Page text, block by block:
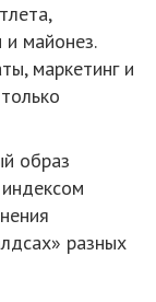
и майонез.
маркетинг и
образ
разных